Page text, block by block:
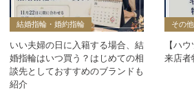
結婚指輪・婚約指輪
いい夫婦の日に入籍する場合、結
婚指輪はいつ買う？はじめての相
談先としておすすめのブランドも
紹介
その
【ハ
来店者